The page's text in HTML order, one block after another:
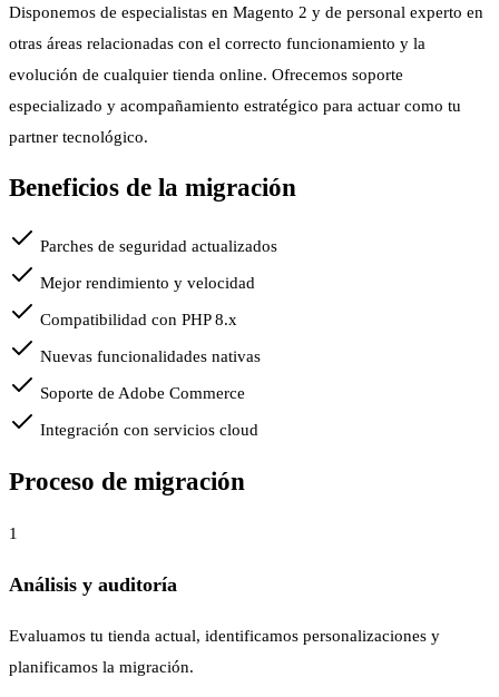
Disponemos de especialistas en Magento 2 y de personal experto en
otras áreas relacionadas con el correcto funcionamiento y la
evolución de cualquier tienda online. Ofrecemos soporte
especializado y acompañamiento estratégico para actuar como tu
partner tecnológico.
Beneficios de la migración
Parches de seguridad actualizados
Mejor rendimiento y velocidad
Compatibilidad con PHP 8.x
Nuevas funcionalidades nativas
Soporte de Adobe Commerce
Integración con servicios cloud
Proceso de migración
1
Análisis y auditoría
Evaluamos tu tienda actual, identificamos personalizaciones y
planificamos la migración.